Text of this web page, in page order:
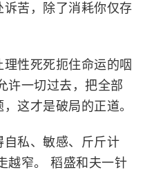
苦，除了消耗你仅存
性死死扼住命运的咽
许一切过去，把全部
这才是破局的正道。
自私、敏感、斤斤计
越窄。 稻盛和夫一针